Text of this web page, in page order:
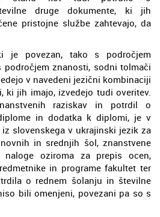
druge dokumente, ki jih
pristojne službe zahtevajo, da
je povezan, tako s področjem
znanosti, sodni tolmači
v navedeni jezični kombinaciji
ki jih imajo, izvedejo tudi overitev.
raziskav in potrdil o
in dodatka k diplomi, je v
slovenskega v ukrajinski jezik za
in srednjih šol, znanstvene
naloge oziroma za prepis ocen,
in programe fakultet ter
o rednem šolanju in številne
bili omenjeni, povezani pa so s